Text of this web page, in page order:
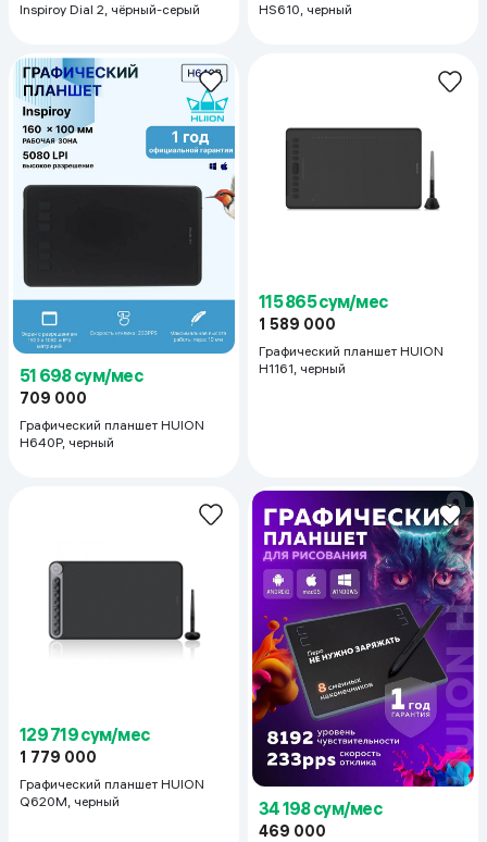
Inspiroy Dial 2, чёрный-серый
HS610, черный
51 698 сум/мес
709 000
Графический планшет HUION
H640P, черный
115 865 сум/мес
1 589 000
Графический планшет HUION
H1161, черный
129 719 сум/мес
1 779 000
Графический планшет HUION
Q620M, черный
34 198 сум/мес
469 000